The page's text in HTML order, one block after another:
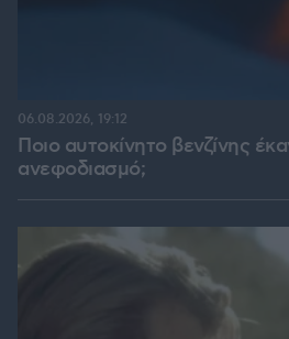
Ποιο αυτοκίνητο βενζίνης
ανεφοδιασμό;
06.08.2026, 19:12